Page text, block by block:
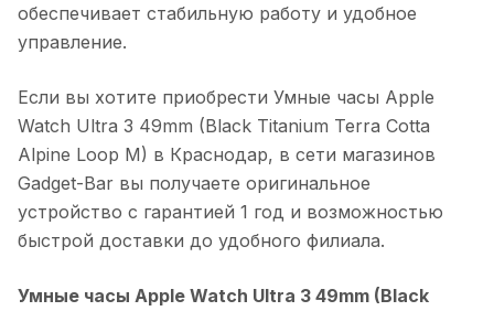
обеспечивает стабильную работу и удобное
управление.
Если вы хотите приобрести Умные часы Apple
Watch Ultra 3 49mm (Black Titanium Terra Cotta
Alpine Loop M) в Краснодар, в сети магазинов
Gadget-Bar вы получаете оригинальное
устройство с гарантией 1 год и возможностью
быстрой доставки до удобного филиала.
Умные часы Apple Watch Ultra 3 49mm (Black